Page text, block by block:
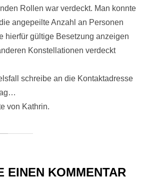
Rollen war verdeckt. Man konnte
angepeilte Anzahl an Personen
hierfür gültige Besetzung anzeigen
Konstellationen verdeckt
schreibe an die Kontaktadresse
von Kathrin.
EINEN KOMMENTAR